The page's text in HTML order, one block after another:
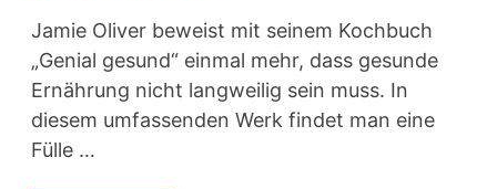
Jamie Oliver beweist mit seinem Kochbuch
„Genial gesund“ einmal mehr, dass gesunde
Ernährung nicht langweilig sein muss. In
diesem umfassenden Werk findet man eine
Fülle …